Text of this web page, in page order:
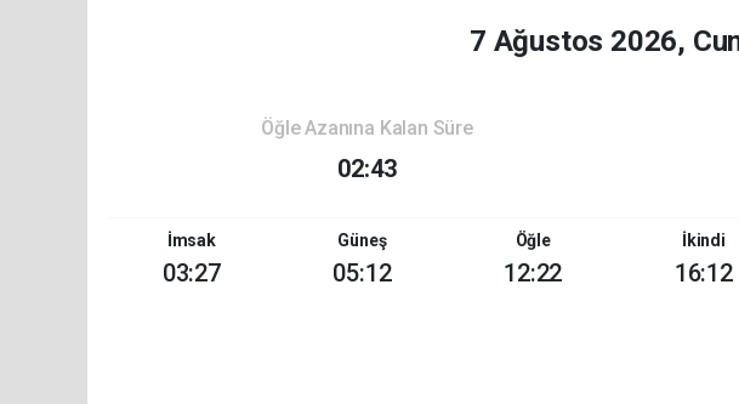
7 Ağustos 2026,
Öğle Azanına Kalan Süre
02:43
İmsak
03:27
Güneş
05:12
Öğle
12:22
İkindi
16:12